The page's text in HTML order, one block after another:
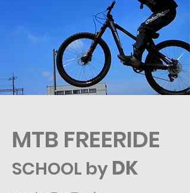
MTB FREERIDE
​SCHOOL by DK